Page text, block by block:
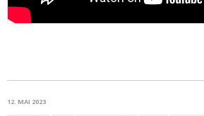
12. MAI 2023